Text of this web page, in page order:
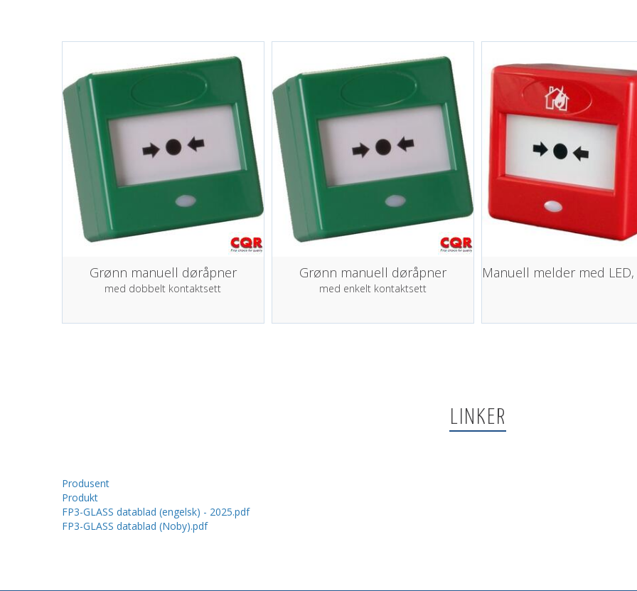
Grønn manuell døråpner
med dobbelt kontaktsett
Grønn manuell døråpner
med enkelt kontaktsett
LINKER
Produsent
Produkt
FP3-GLASS datablad (engelsk) - 2025.pdf
FP3-GLASS datablad (Noby).pdf